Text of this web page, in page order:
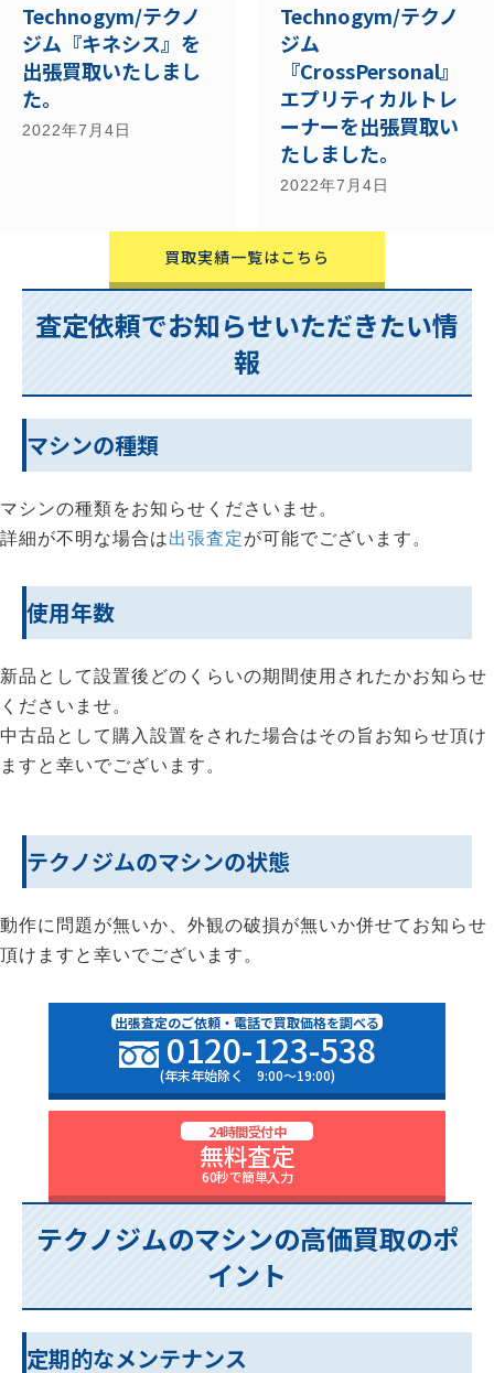
Technogym/テクノ
ジム『キネシス』を
出張買取いたしまし
た。
2022年7月4日
Technogym/テクノ
ジム
『CrossPersonal』
エプリティカルトレ
ーナーを出張買取い
たしました。
2022年7月4日
買取実績一覧はこちら
査定依頼でお知らせいただきたい情
報
マシンの種類
マシンの種類をお知らせくださいませ。
詳細が不明な場合は出張査定が可能でございます。
使用年数
新品として設置後どのくらいの期間使用されたかお知らせ
くださいませ。
中古品として購入設置をされた場合はその旨お知らせ頂け
ますと幸いでございます。
テクノジムのマシンの状態
動作に問題が無いか、外観の破損が無いか併せてお知らせ
頂けますと幸いでございます。
出張査定のご依頼・電話で買取価格を調べる
0120-123-538
(年末年始除く 9:00〜19:00)
24時間受付中
無料査定
60秒で簡単入力
テクノジムのマシンの高価買取のポ
イント
定期的なメンテナンス